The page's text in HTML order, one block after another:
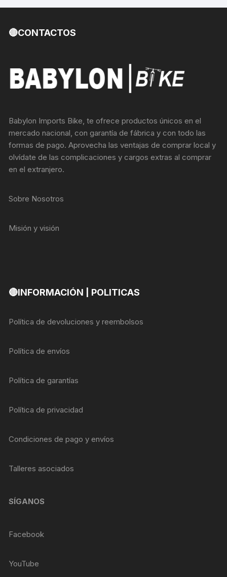
🔴CONTACTOS
Babylon Imports Bike, te ofrece productos únicos en el
mercado nacional, con garantía de fábrica y con todo las
formas de pago. Aprovecha las ventajas de comprar local y
olvídate de las complicaciones y cargos extras al comprar
en el extranjero.
Sobre Nosotros
Misión y visión
🔴INFORMACIÓN | POLITICAS
Política de devoluciones y reembolsos
Política de envíos
Política de garantías
Política de privacidad
Condiciones de pago y envíos
Talleres asociados
SÍGANOS
Facebook
YouTube